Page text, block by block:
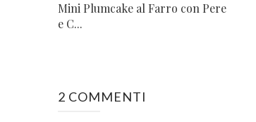
Mini Plumcake al Farro con Pere
e C...
2 COMMENTI